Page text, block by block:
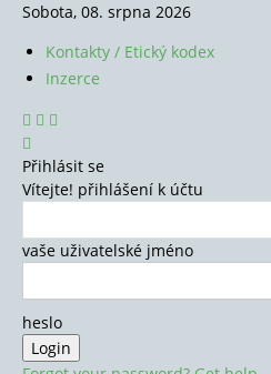
Sobota, 08. srpna 2026
Kontakty / Etický kodex
Inzerce
Přihlásit se
Vítejte! přihlášení k účtu
vaše uživatelské jméno
heslo